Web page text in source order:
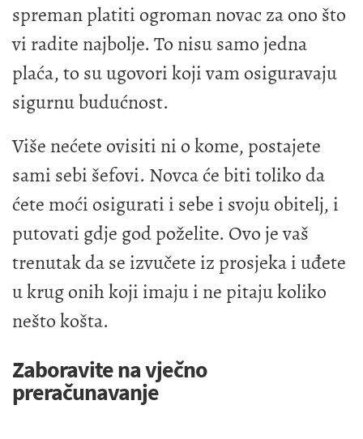
spreman platiti ogroman novac za ono što
vi radite najbolje. To nisu samo jedna
plaća, to su ugovori koji vam osiguravaju
sigurnu budućnost.
Više nećete ovisiti ni o kome, postajete
sami sebi šefovi. Novca će biti toliko da
ćete moći osigurati i sebe i svoju obitelj, i
putovati gdje god poželite. Ovo je vaš
trenutak da se izvučete iz prosjeka i uđete
u krug onih koji imaju i ne pitaju koliko
nešto košta.
Zaboravite na vječno
preračunavanje